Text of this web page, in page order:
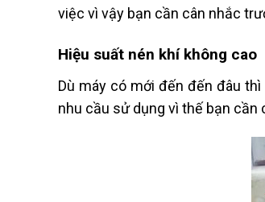
việc vì vậy bạn cần cân nhắc
Hiệu suất nén khí không cao
Dù máy có mới đến đến đâu
nhu cầu sử dụng vì thế bạn cần